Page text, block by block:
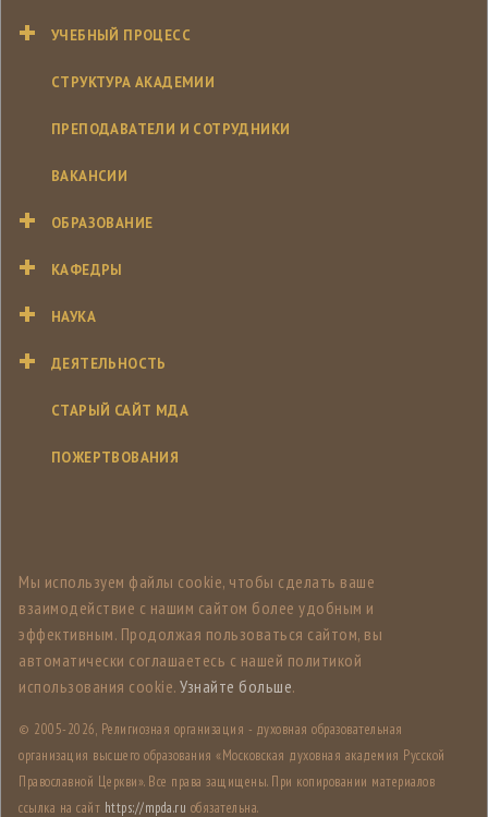
УЧЕБНЫЙ ПРОЦЕСС
СТРУКТУРА АКАДЕМИИ
ПРЕПОДАВАТЕЛИ И СОТРУДНИКИ
ВАКАНСИИ
ОБРАЗОВАНИЕ
КАФЕДРЫ
НАУКА
ДЕЯТЕЛЬНОСТЬ
СТАРЫЙ САЙТ МДА
ПОЖЕРТВОВАНИЯ
Мы используем файлы cookie, чтобы сделать ваше
взаимодействие с нашим сайтом более удобным и
эффективным. Продолжая пользоваться сайтом, вы
автоматически соглашаетесь с нашей политикой
использования cookie. Узнайте больше.
© 2005-2026, Религиозная организация - духовная образовательная
организация высшего образования «Московская духовная академия Русской
Православной Церкви». Все права защищены. При копировании материалов
ссылка на сайт https://mpda.ru обязательна.